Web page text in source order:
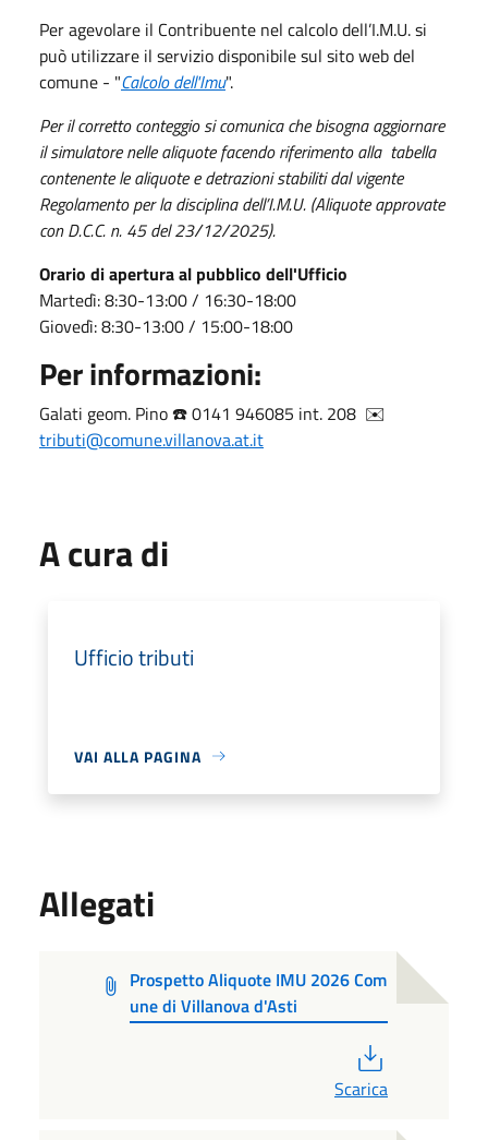
Per agevolare il Contribuente nel calcolo dell’I.M.U. si
può utilizzare il servizio disponibile sul sito web del
comune - "Calcolo dell'Imu".
Per il corretto conteggio si comunica che bisogna aggiornare
il simulatore nelle aliquote facendo riferimento alla tabella
contenente le aliquote e detrazioni stabiliti dal vigente
Regolamento per la disciplina dell’I.M.U. (Aliquote approvate
con D.C.C. n. 45 del 23/12/2025).
Orario di apertura al pubblico dell'Ufficio
Martedì: 8:30-13:00 / 16:30-18:00
Giovedì: 8:30-13:00 / 15:00-18:00
Per informazioni:
Galati geom. Pino ☎️ 0141 946085 int. 208 ✉️
tributi@comune.villanova.at.it
A cura di
Ufficio tributi
VAI ALLA PAGINA
Allegati
Prospetto Aliquote IMU 2026 Com
une di Villanova d'Asti
Scarica